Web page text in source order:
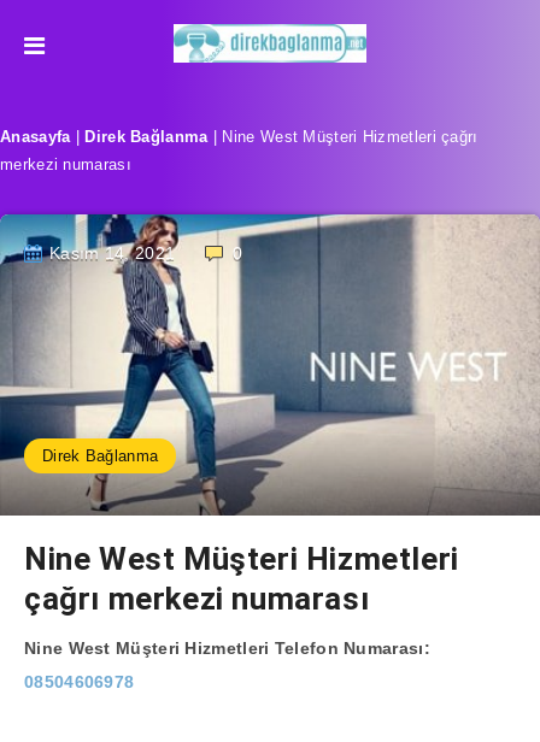
Anasayfa| Direk Bağlanma|
Nine West Müşteri Hizmetleri çağrı
merkezi numarası
Kasım 14, 2021 0
Direk Bağlanma
Nine West Müşteri Hizmetleri
çağrı merkezi numarası
Nine West Müşteri Hizmetleri Telefon Numarası:
08504606978